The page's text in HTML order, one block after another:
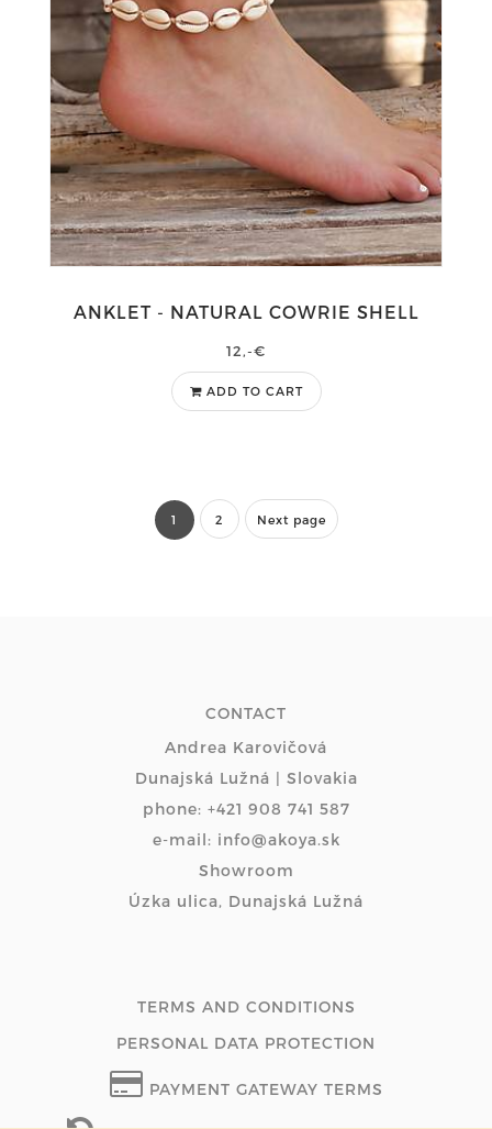
ANKLET - NATURAL COWRIE SHELL
12,-€
ADD TO CART
1 2 Next page
CONTACT
Andrea Karovičová
Dunajská Lužná | Slovakia
phone: +421 908 741 587
e-mail: info@akoya.sk
Showroom
Úzka ulica, Dunajská Lužná
TERMS AND CONDITIONS
PERSONAL DATA PROTECTION
PAYMENT GATEWAY TERMS